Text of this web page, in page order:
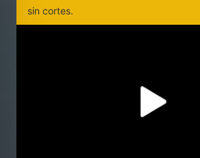
sin cortes.